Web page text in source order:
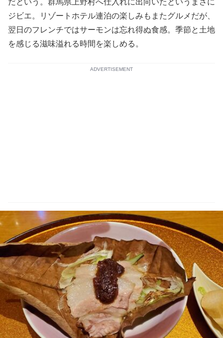
だという。群馬県上野村へ仕入れに出向いたというまさに
ジビエ。リゾートホテル連泊の楽しみもまたグルメだが、
翌日のフレンチではサーモンは忘れ得ぬ食感。季節と土地
を感じる滋味溢れる時間を楽しめる。
ADVERTISEMENT